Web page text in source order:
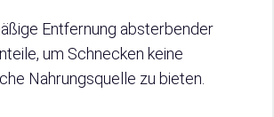
Entfernung absterbender
um Schnecken keine
Nahrungsquelle zu bieten.